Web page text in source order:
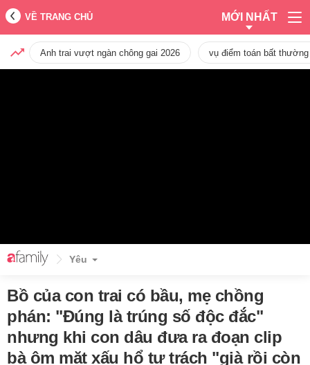
VỀ TRANG CHỦ MỚI NHẤT
Anh trai vượt ngàn chông gai 2026 vụ điểm toán bất
Yêu
Bồ của con trai có bầu, mẹ chồng
phán: "Đúng là trúng số độc đắc"
nhưng khi con dâu đưa ra đoạn clip
bà ôm mặt xấu hổ tự trách "già rồi còn